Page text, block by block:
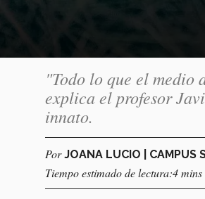
"Todo lo que el medio
explica el profesor
innato.
PorJOANA LUCIO | CAMPUS
Tiempo estimado de lectura:4 mins